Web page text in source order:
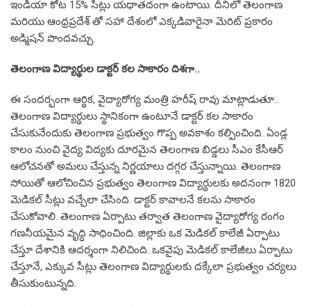
ఇండియా కోట 15% సీట్లు యధాతదంగా ఉంటాయి. దీనిలో తెలంగాణ
మరియు ఆంధ్రప్రదేశ్ తో సహా దేశంలో ఎక్కడివారైనా మెరిట్ ప్రకారం
అడ్మిషన్ పొందవచ్చు.
తెలంగాణ విద్యార్థుల డాక్టర్ కల సాకారం దిశగా..
ఈ సందర్భంగా ఆర్థిక, వైద్యారోగ్య మంత్రి హరీష్ రావు మాట్లాడుతూ..
తెలంగాణ విద్యార్థులు స్థానికంగా ఉంటూనే డాక్టర్ కల సాకారం
చేసుకునేందుకు తెలంగాణ ప్రభుత్వం గొప్ప అవకాశం కల్పించింది. ఏండ్ల
కాలం నుంచి వైద్య విద్యకు దూరమైన తెలంగాణ బిడ్డలు సీఎం కేసీఆర్
ఆలోచనతో అమలు చేస్తున్న నిర్ణయాలు దగ్గర చేస్తున్నాయి. తెలంగాణ
సోయితో ఆలోచించిన ప్రభుత్వం తెలంగాణ విద్యార్థులకు అదనంగా 1820
మెడికల్ సీట్లు వచ్చేలా చేసింది. డాక్టర్ కావాలనే కలను సాకారం
చేసుకోవాలి. తెలంగాణ ఏర్పాటు తర్వాత తెలంగాణ వైద్యారోగ్య రంగం
గణనీయమైన వృద్ధి సాధించింది. జిల్లాకు ఒక మెడికల్ కాలేజీ ఏర్పాటు
చేస్తూ దేశానికి ఆదర్శంగా నిలిచింది. ఒకవైపు మెడికల్ కాలేజీలు ఏర్పాటు
చేస్తూనే, ఎక్కువ సీట్లు తెలంగాణ విద్యార్థులకు దక్కేలా ప్రభుత్వం చర్యలు
తీసుకుంటున్నది.